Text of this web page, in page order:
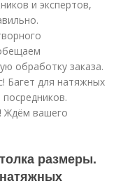
и экспертов,
обработку заказа.
Багет для натяжных
Ждём вашего
размеры.